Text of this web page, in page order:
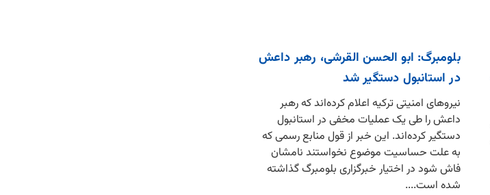
بلومبرگ: ابو الحسن القرشی، رهبر داعش
در استانبول دستگیر شد
نیروهای امنیتی ترکیه اعلام کرده‌اند که رهبر
داعش را طی یک عملیات مخفی در استانبول
دستگیر کرده‌اند. این خبر از قول منابع رسمی که
به علت حساسیت موضوع نخواستند نامشان
فاش شود در اختیار خبرگزاری بلومبرگ گذاشته
شده است....